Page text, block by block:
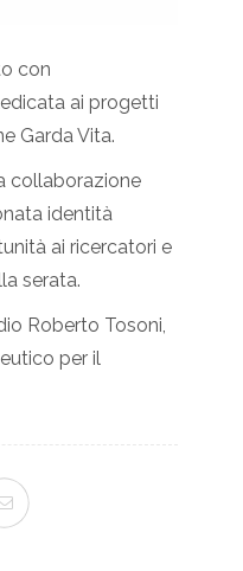
con
ai progetti
Garda Vita.
collaborazione
identità
ai ricercatori e
serata.
Roberto Tosoni,
per il